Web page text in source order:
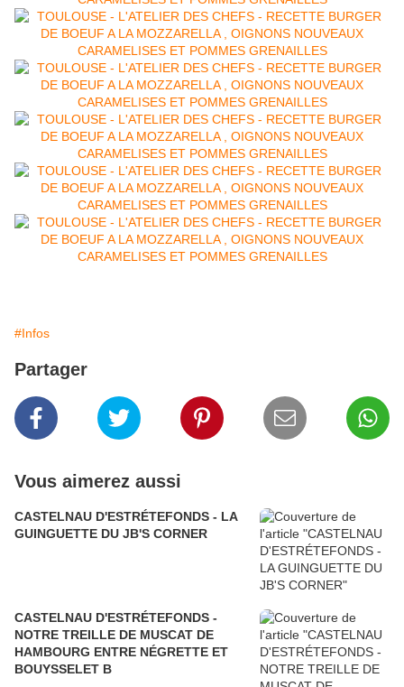
#Infos
Partager
Vous aimerez aussi
CASTELNAU D'ESTRÉTEFONDS - LA
GUINGUETTE DU JB'S CORNER
CASTELNAU D'ESTRÉTEFONDS -
NOTRE TREILLE DE MUSCAT DE
HAMBOURG ENTRE NÉGRETTE ET
BOUYSSELET B